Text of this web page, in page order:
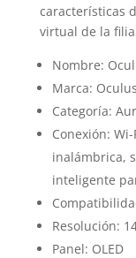
características
virtual de la
Nombre:
Marca: Oculus
Categoría:
Conexión:
inalámbrica,
inteligente
Resolución:
Panel: OLED